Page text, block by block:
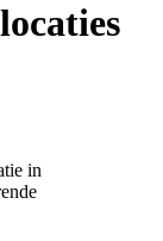
in